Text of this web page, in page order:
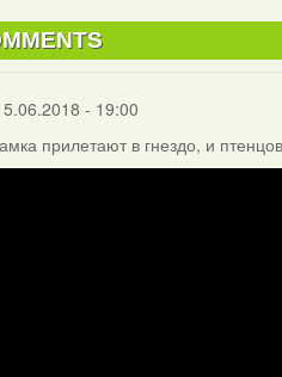
- 19:00
прилетают в гнездо, и